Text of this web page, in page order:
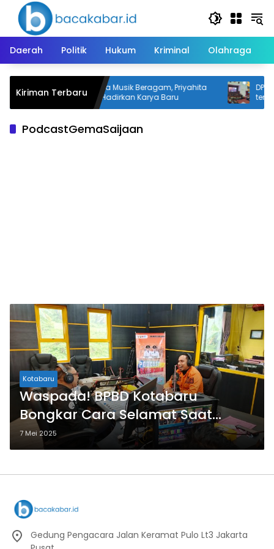
Langsung
konten
Daerah
Politik Hukum Kriminal Olahraga
Kiriman TerbaruPunya Warna Musik Beragam, Priyahita
Siap Terus Hadirkan Karya Baru
DPRD
PodcastGemaSaijaan
Kotabaru
Waspada! BPBD Kotabaru
Bongkar Cara Selamat Saat
Bencana Lewat Podcast Viral Ini
7 Mei 2025
Gedung Pengacara Jalan Keramat Pulo Lt3 Jakarta